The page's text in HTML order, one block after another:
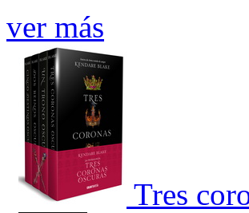
ver más
Tres